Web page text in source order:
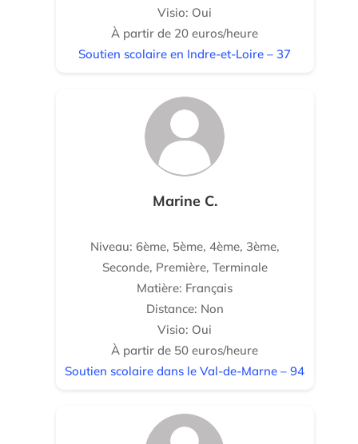
Visio: Oui
À partir de 20 euros/heure
Soutien scolaire en Indre-et-Loire – 37
Marine C.
Niveau: 6ème, 5ème, 4ème, 3ème,
Seconde, Première, Terminale
Matière: Français
Distance: Non
Visio: Oui
À partir de 50 euros/heure
Soutien scolaire dans le Val-de-Marne – 94